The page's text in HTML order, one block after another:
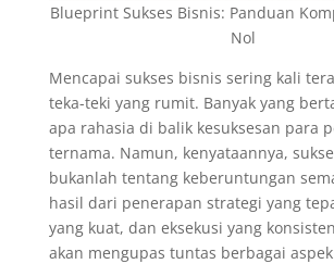
Blueprint Sukses Bisnis: Panduan
Nol
Mencapai sukses bisnis sering kali
teka-teki yang rumit. Banyak yang
apa rahasia di balik kesuksesan para
ternama. Namun, kenyataannya,
bukanlah tentang keberuntungan
hasil dari penerapan strategi yang
yang kuat, dan eksekusi yang
akan mengupas tuntas berbagai